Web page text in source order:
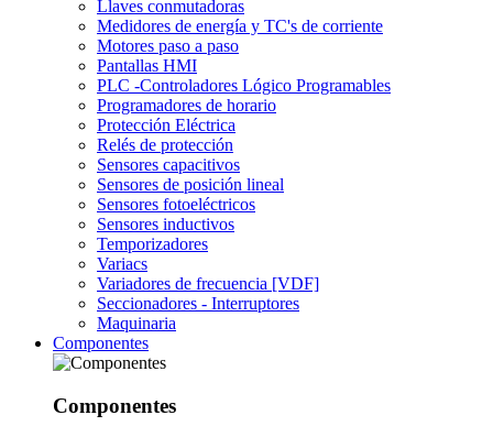
Llaves conmutadoras
Medidores de energía y TC's de corriente
Motores paso a paso
Pantallas HMI
PLC -Controladores Lógico Programables
Programadores de horario
Protección Eléctrica
Relés de protección
Sensores capacitivos
Sensores de posición lineal
Sensores fotoeléctricos
Sensores inductivos
Temporizadores
Variacs
Variadores de frecuencia [VDF]
Seccionadores - Interruptores
Maquinaria
Componentes
Componentes